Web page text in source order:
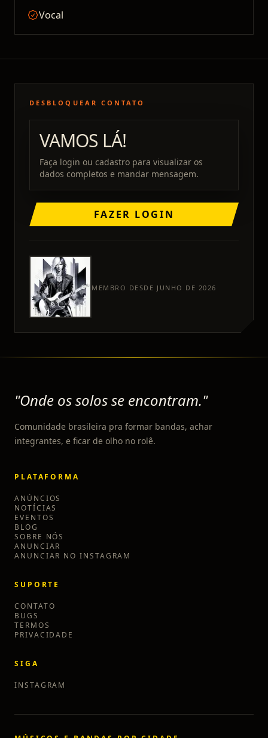
Vocal
DESBLOQUEAR CONTATO
VAMOS LÁ!
Faça login ou cadastro para visualizar os
dados completos e mandar mensagem.
FAZER LOGIN
MEMBRO DESDE JUNHO DE 2026
"Onde os solos se encontram."
Comunidade brasileira pra formar bandas, achar
integrantes, e ficar de olho no rolê.
PLATAFORMA
ANÚNCIOS
NOTÍCIAS
EVENTOS
BLOG
SOBRE NÓS
ANUNCIAR
ANUNCIAR NO INSTAGRAM
SUPORTE
CONTATO
BUGS
TERMOS
PRIVACIDADE
SIGA
INSTAGRAM